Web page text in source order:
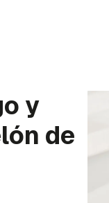
y
de